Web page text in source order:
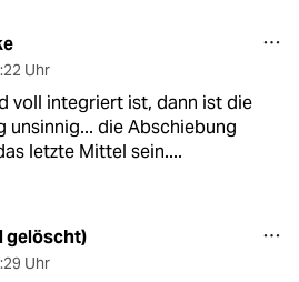
Uhr
voll integriert ist, dann ist die
unsinnig... die Abschiebung
letzte Mittel sein....
gelöscht)
Uhr